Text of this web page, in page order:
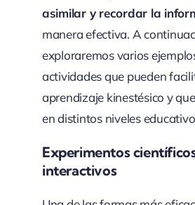
asimilar y recordar la
manera efectiva. A
exploraremos varios
actividades que pueden
aprendizaje kinestésico y
en distintos niveles
Experimentos
interactivos